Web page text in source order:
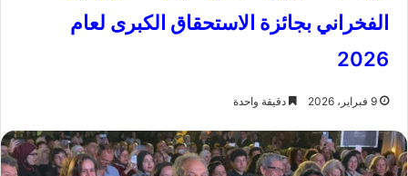
الفخراني بجائزة الاستحقاق الكبرى لعام
2026
9 فبراير، 2026 دقيقة واحدة